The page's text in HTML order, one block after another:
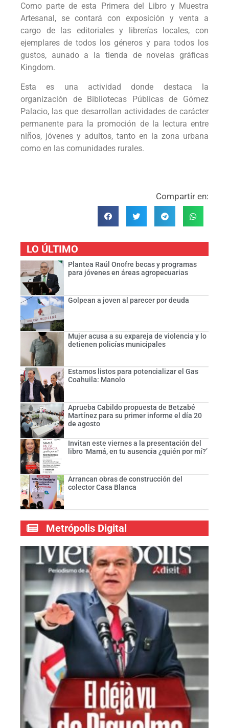
Como parte de esta Primera del Libro y Muestra
Artesanal, se contará con exposición y venta a
cargo de las editoriales y librerías locales, con
ejemplares de todos los géneros y para todos los
gustos, aunado a la tienda de novelas gráficas
Kingdom.
Esta es una actividad donde destaca la
organización de Bibliotecas Públicas de Gómez
Palacio, las que desarrollan actividades de carácter
permanente para la promoción de la lectura entre
niños, jóvenes y adultos, tanto en la zona urbana
como en las comunidades rurales.
Compartir en:
LO ÚLTIMO
Plantea Raúl Onofre becas y programas
para jóvenes en áreas agropecuarias
Golpean a joven al parecer por deuda
Mujer acusa a su expareja de violencia y lo
detienen policías municipales
Estamos listos para potencializar el Gas
Coahuila: Manolo
Aprueba Cabildo propuesta de Betzabé
Martínez para su primer informe el día 20
de agosto
Invitan este viernes a la presentación del
libro ‘Mamá, en tu ausencia ¿quién por mí?’
Arrancan obras de construcción del
colector Casa Blanca
Metrópolis Digital